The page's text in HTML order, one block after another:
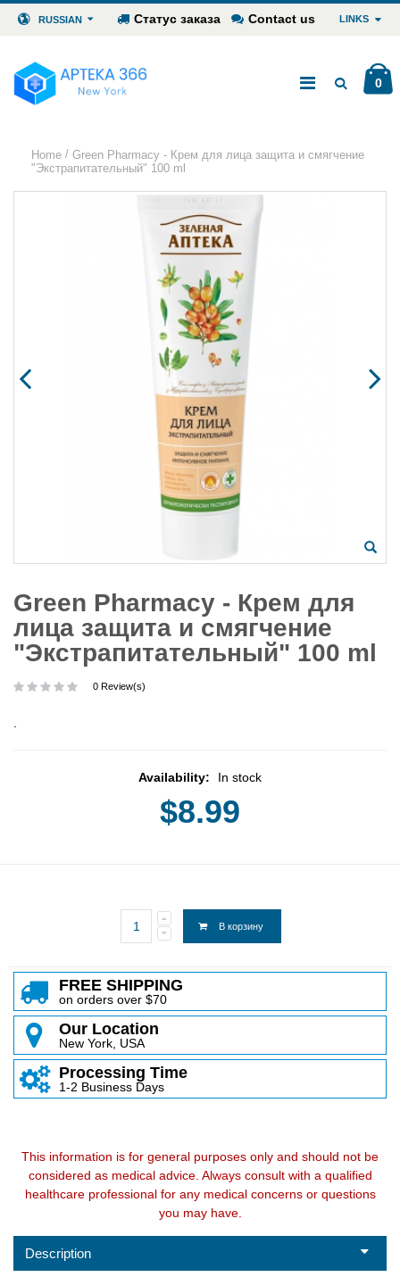
RUSSIAN Статус заказа Contact us LINKS
0
Home / Green Pharmacy - Крем для лица защита и смягчение
"Экстрапитательный" 100 ml
Green Pharmacy - Крем для
лица защита и смягчение
"Экстрапитательный" 100 ml
0 Review(s)
Availability: In stock
$8.99
В корзину
FREE SHIPPING
on orders over $70
Our Location
New York, USA
Processing Time
1-2 Business Days
This information is for general purposes only and should not be
considered as medical advice. Always consult with a qualified
healthcare professional for any medical concerns or questions
you may have.
Description